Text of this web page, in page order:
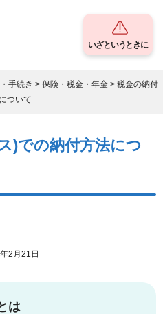
いざというときに
手続き > 保険・税金・年金 > 税金の納付
ついて
)での納付方法につ
2月21日
は